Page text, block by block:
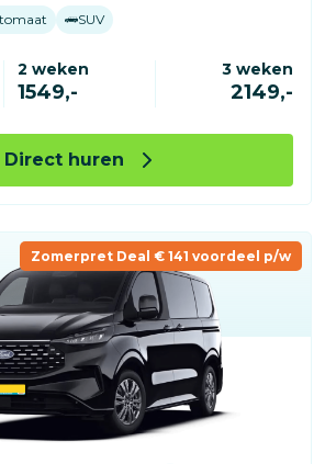
SUV
2 weken
1549,-
3 weken
2149,-
Direct huren
Zomerpret Deal € 141 voordeel p/w